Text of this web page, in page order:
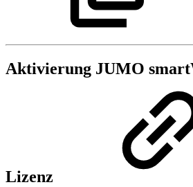
Aktivierung JUMO
Lizenz